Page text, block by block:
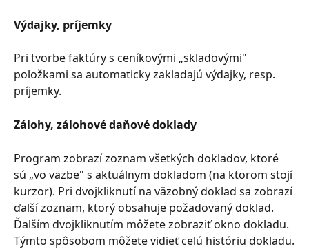
Výdajky, príjemky
Pri tvorbe faktúry s ceníkovými „skladovými"
položkami sa automaticky zakladajú výdajky, resp.
príjemky.
Zálohy, zálohové daňové doklady
Program zobrazí zoznam všetkých dokladov, ktoré
sú „vo väzbe" s aktuálnym dokladom (na ktorom stojí
kurzor). Pri dvojkliknutí na väzobný doklad sa zobrazí
ďalší zoznam, ktorý obsahuje požadovaný doklad.
Ďalším dvojkliknutím môžete zobraziť okno dokladu.
Týmto spôsobom môžete vidieť celú históriu dokladu.